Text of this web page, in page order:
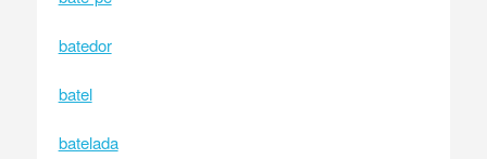
batedor
batel
batelada